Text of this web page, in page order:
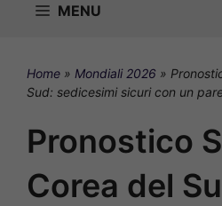
MENU
Home » Mondiali 2026 »
Sud: sedicesimi sicuri con un
Pronostico
Corea del